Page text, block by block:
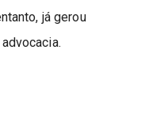
já gerou